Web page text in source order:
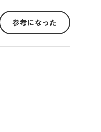
参考になった